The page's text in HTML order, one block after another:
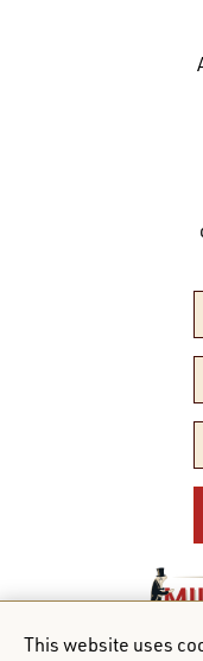
UNE ENTREPRISE
This website uses